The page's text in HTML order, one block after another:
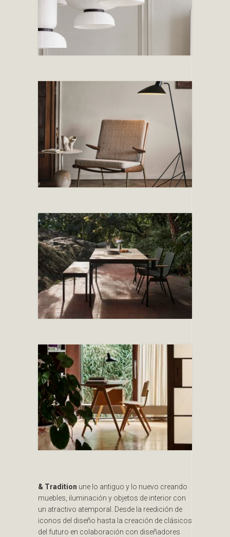
& Tradition une lo antiguo y lo nuevo creando
muebles, iluminación y objetos de interior con
un atractivo atemporal.
Desde la reedición de
iconos del diseño hasta la creación de clásicos
del futuro en colaboración con diseñadores